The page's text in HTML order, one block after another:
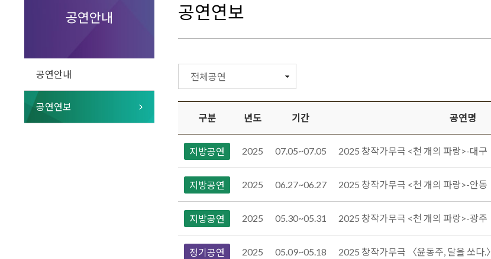
공연안내
공연안내
공연연보
공연연보
전체공연
구분 년도 기간 공연명
지방공연 2025 07.05~07.05 2025 창작가무극 <천 개의 파랑>-대구
지방공연 2025 06.27~06.27 2025 창작가무극 <천 개의 파랑>-안동
지방공연 2025 05.30~05.31 2025 창작가무극 <천 개의 파랑>-광주
정기공연 2025 05.09~05.18 2025 창작가무극 〈윤동주, 달을 쏘다.〉